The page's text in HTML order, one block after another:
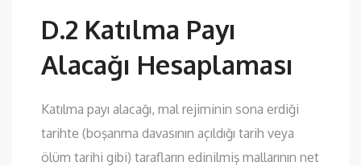
D.2 Katılma Payı
Alacağı Hesaplaması
Katılma payı alacağı, mal rejiminin sona erdiği
tarihte (boşanma davasının açıldığı tarih veya
ölüm tarihi gibi) tarafların edinilmiş mallarının net